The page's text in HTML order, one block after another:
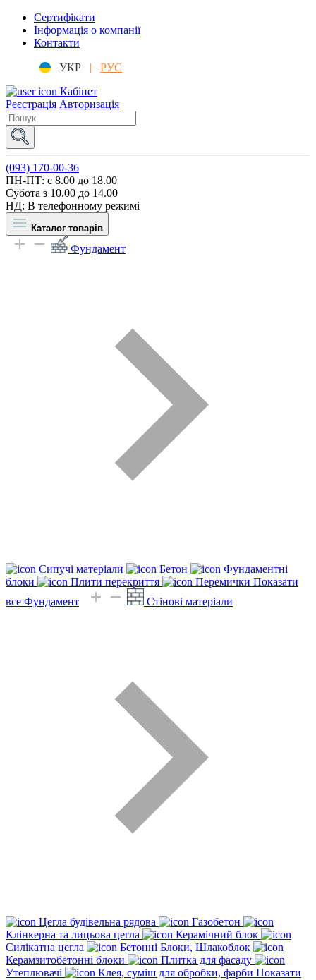
Сертифікати
Інформація о компанії
Контакти
УКР |
РУС
Кабінет
Реєстрація Авторизація
(093) 170-00-36
ПН-ПТ: c 8.00 до 18.00
Субота з 10.00 до 14.00
НД: В телефонному режимі
Каталог товарів
Фундамент
Сипучі матеріали Бетон
Фундаментні
блоки
Плити перекриття Перемички Показати
все Фундамент
Стінові матеріали
Цегла будівельна рядова
Газобетон
Клінкерна та лицьова цегла
Керамічний блок
Силікатна цегла
Бетонні Блоки, Шлакоблок
Керамзитобетонні блоки
Плитка для фасаду
Утеплювачі
Клея, суміш для обробки, фарби Показати